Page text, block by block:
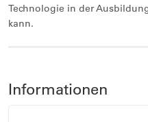
Technologie in der
kann.
Informationen